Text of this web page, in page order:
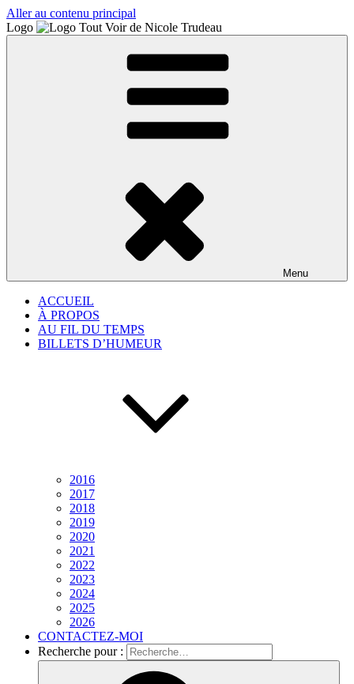
Aller au contenu principal
Logo
Menu
ACCUEIL
À PROPOS
AU FIL DU TEMPS
BILLETS D’HUMEUR
2016
2017
2018
2019
2020
2021
2022
2023
2024
2025
2026
CONTACTEZ-MOI
Recherche pour :